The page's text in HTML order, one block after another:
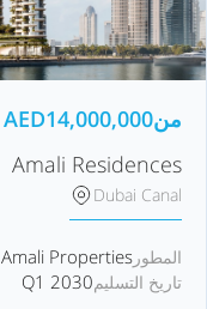
من AED14,000,000
Amali Residences
Dubai Canal
المطور Amali Properties
تاريخ التسليمQ1 2030